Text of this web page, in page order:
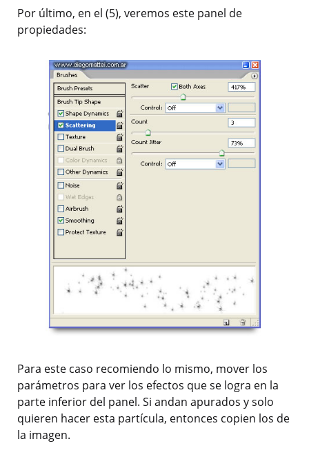
Por último, en el (5), veremos este panel de
propiedades:
Para este caso recomiendo lo mismo, mover los
parámetros para ver los efectos que se logra en la
parte inferior del panel. Si andan apurados y solo
quieren hacer esta partícula, entonces copien los de
la imagen.